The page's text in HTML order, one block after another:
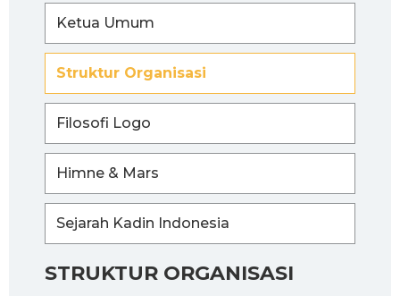
STRUKTUR ORGANISASI
Ketua Umum
Struktur Organisasi
Filosofi Logo
Himne & Mars
Sejarah Kadin Indonesia